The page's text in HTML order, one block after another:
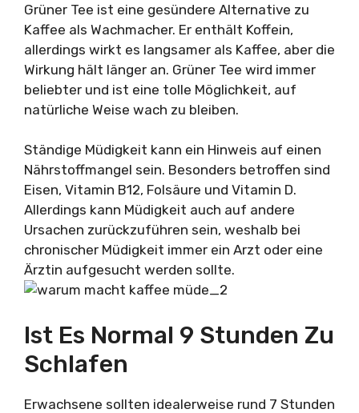
Grüner Tee ist eine gesündere Alternative zu
Kaffee als Wachmacher. Er enthält Koffein,
allerdings wirkt es langsamer als Kaffee, aber die
Wirkung hält länger an. Grüner Tee wird immer
beliebter und ist eine tolle Möglichkeit, auf
natürliche Weise wach zu bleiben.
Ständige Müdigkeit kann ein Hinweis auf einen
Nährstoffmangel sein. Besonders betroffen sind
Eisen, Vitamin B12, Folsäure und Vitamin D.
Allerdings kann Müdigkeit auch auf andere
Ursachen zurückzuführen sein, weshalb bei
chronischer Müdigkeit immer ein Arzt oder eine
Ärztin aufgesucht werden sollte.
Ist Es Normal 9 Stunden Zu
Schlafen
Erwachsene sollten idealerweise rund 7 Stunden